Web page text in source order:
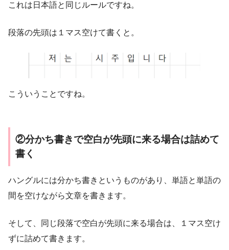
これは日本語と同じルールですね。
段落の先頭は１マス空けて書くと。
こういうことですね。
②分かち書きで空白が先頭に来る場合は詰めて
書く
ハングルには分かち書きというものがあり、単語と単語の
間を空けながら文章を書きます。
そして、同じ段落で空白が先頭に来る場合は、１マス空け
ずに詰めて書きます。